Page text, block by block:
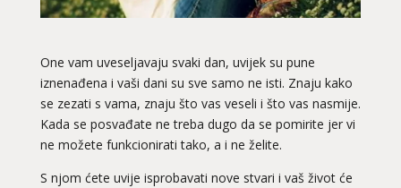
One vam uveseljavaju svaki dan, uvijek su pune
iznenađena i vaši dani su sve samo ne isti. Znaju kako
se zezati s vama, znaju što vas veseli i što vas nasmije.
Kada se posvađate ne treba dugo da se pomirite jer vi
ne možete funkcionirati tako, a i ne želite.
S njom ćete uvije isprobavati nove stvari i vaš život će